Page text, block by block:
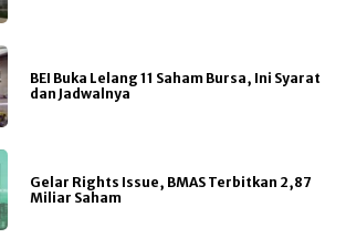
BEI Buka Lelang 11 Saham Bursa, Ini Syarat
dan Jadwalnya
Gelar Rights Issue, BMAS Terbitkan 2,87
Miliar Saham